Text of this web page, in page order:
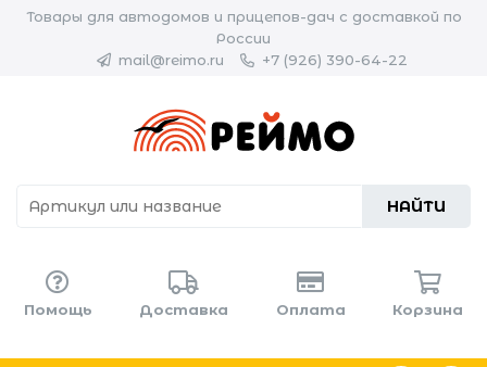
Товары для автодомов и прицепов-дач с доставкой по
России
mail@reimo.ru
+7 (926) 390-64-22
НАЙТИ
Помощь Доставка Оплата Корзина